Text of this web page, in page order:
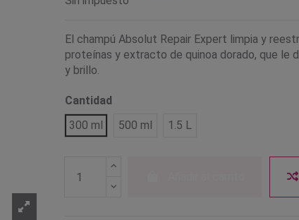
El champú Absolut Repair Expert limpia y
proteínas y extracto de quinoa dorado, que le
y brillo.
Cantidad
300 ml
500 ml 1.5 L